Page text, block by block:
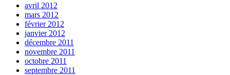
avril 2012
mars 2012
février 2012
janvier 2012
décembre 2011
novembre 2011
octobre 2011
septembre 2011